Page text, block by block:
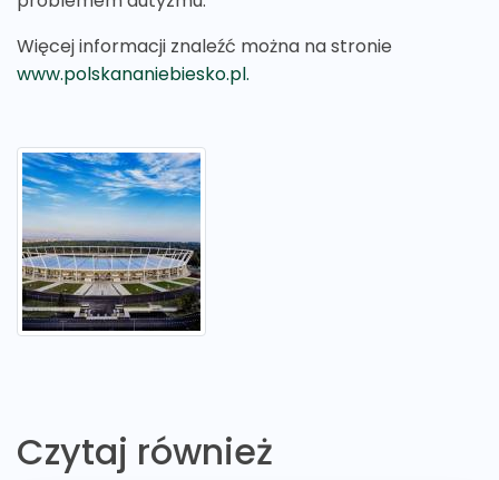
Więcej informacji znaleźć można na stronie
www.polskananiebiesko.pl.
Czytaj również